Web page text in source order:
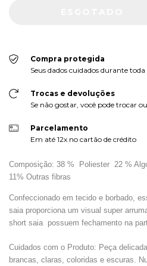
Compra protegida
Seus dados cuidados durante toda
Trocas e devoluções
Se não gostar, você pode trocar
Parcelamento
Em até 12x no cartão de crédito
Composição: 38 % Poliester 22 %
11% Outras fibras
Confeccionado em tecido e borbado,
saia proporciona um visual super
short saia possuem fechamento na
Cuidados com o Produto: Peça
brancas, claras, coloridas e escuras.